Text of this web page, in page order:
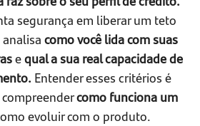
segurança em liberar um teto
como você lida com suas
equal a sua real capacidade de
Entender esses critérios é
como funciona um
evoluir com o produto.